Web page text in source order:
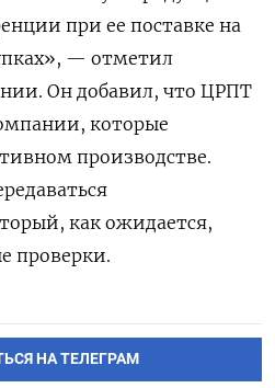
при ее поставке на
— отметил
Он добавил, что ЦРПТ
которые
производстве.
как ожидается,
проверки.
НА ТЕЛЕГРАМ